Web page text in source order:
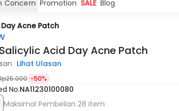
Concern Promotion SALE Blog
Acne Patch
Acid Day Acne Patch
Lihat Ulasan
-50%
No.NA11230100080
Maksimal Pembelian28 item